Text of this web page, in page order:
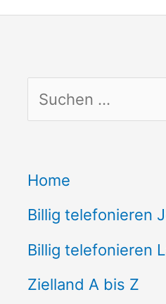
u
h
e
n
n
Home
Billig telefonieren
Billig telefonieren
Zielland A bis Z